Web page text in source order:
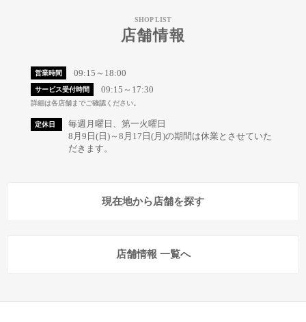
SHOP LIST
店舗情報
営業時間 09:15～18:00
サービス受付時間 09:15～17:30
詳細は各店舗までご確認ください。
定休日
毎週月曜日、第一火曜日
8月9日(日)～8月17日(月)の期間は休業とさせていた
だきます。
現在地から店舗を探す
店舗情報 一覧へ